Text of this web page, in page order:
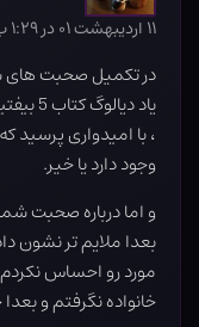
۱۱ اردیبهشت ۰۱ در ۱:۲۹ ب٫ظ
در تکمیل صحبت های
یاد
، با امیدواری پرسید
وجود دارد یا خیر.
و اما درباره صحبت
بعدا ملایم تر نشون
مورد رو احساس
خانواده نگرفتم و